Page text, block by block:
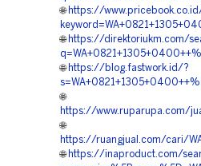
🌐 https://
🌐 https://direktoriukm.com/
🌐 https://blog.fastwork.id/?
🌐
https://www.ruparupa.com/
🌐
https://ruangjual.com/cari/
🌐 https://inaproduct.com/